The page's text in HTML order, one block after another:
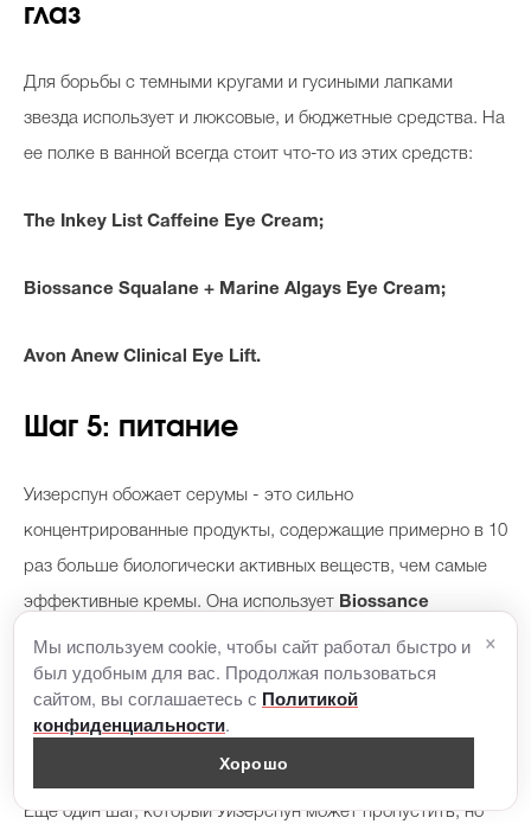
глаз
Для борьбы с темными кругами и гусиными лапками
звезда использует и люксовые, и бюджетные средства. На
ее полке в ванной всегда стоит что-то из этих средств:
The Inkey List Caffeine Eye Cream;
Biossance Squalane + Marine Algays Eye Cream;
Avon Anew Clinical Eye Lift.
Шаг 5: питание
Уизерспун обожает серумы - это сильно
концентрированные продукты, содержащие примерно в 10
раз больше биологически активных веществ, чем самые
эффективные кремы. Она использует Biossance
Squalane + Vitamin C Dark Spot Serum, а такж
Inkey ListPolyglutamic Acid Hydrating Serum.
Шаг 6: восстановление
Еще один шаг, который Уизерспун может пропустить, но
Мы используем cookie, чтобы сайт работал быстро и
был удобным для вас. Продолжая пользоваться
сайтом, вы соглашаетесь с Политикой
конфиденциальности.
Хорошо
×